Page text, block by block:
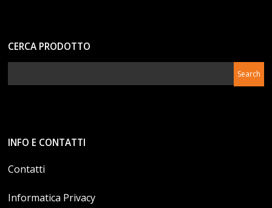
CERCA PRODOTTO
INFO E CONTATTI
Contatti
Informatica Privacy